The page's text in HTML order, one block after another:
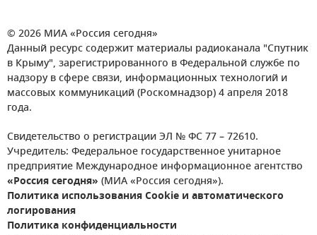
© 2026 МИА «Россия сегодня»
Данный ресурс содержит материалы радиоканала "Спутник
в Крыму", зарегистрированного в Федеральной службе по
надзору в сфере связи, информационных технологий и
массовых коммуникаций (Роскомнадзор) 4 апреля 2018
года.
Свидетельство о регистрации ЭЛ № ФС 77 – 72610.
Учредитель: Федеральное государственное унитарное
предприятие Международное информационное агентство
«Россия сегодня» (МИА «Россия сегодня»).
Политика использования Cookie и автоматического
логирования
Политика конфиденциальности